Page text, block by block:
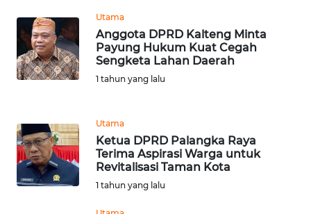
Utama
Anggota DPRD Kalteng Minta
Payung Hukum Kuat Cegah
Sengketa Lahan Daerah
1 tahun yang lalu
Utama
Ketua DPRD Palangka Raya
Terima Aspirasi Warga untuk
Revitalisasi Taman Kota
1 tahun yang lalu
WN
MAJALENGKA
WN
WN
SUKABUMI
WN